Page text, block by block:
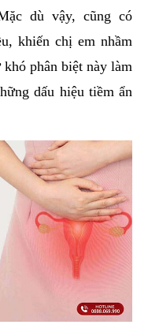
dù vậy, cũng có
khiến chị em nhầm
phân biệt này làm
dấu hiệu tiềm ẩn